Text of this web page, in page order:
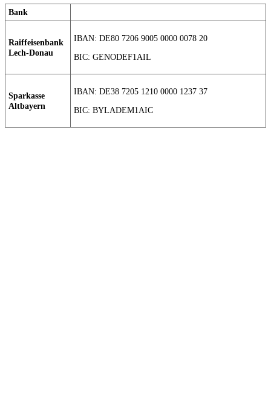
Bank
Raiffeisenbank
Lech-Donau
IBAN: DE80 7206 9005 0000 0078 20
BIC: GENODEF1AIL
Sparkasse
Altbayern
IBAN: DE38 7205 1210 0000 1237 37
BIC: BYLADEM1AIC